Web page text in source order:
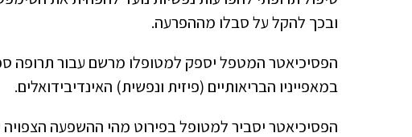
ובכך להקל על סבלו מההפרעה.
הפסיכיאטר המטפל יספק למטופלו מרשם עבור
במאפייניו הבריאותיים (פיזית ונפשית) האינדיבידואלים.
הפסיכיאטר יסביר למטופל בפירוט מהי ההשפעה